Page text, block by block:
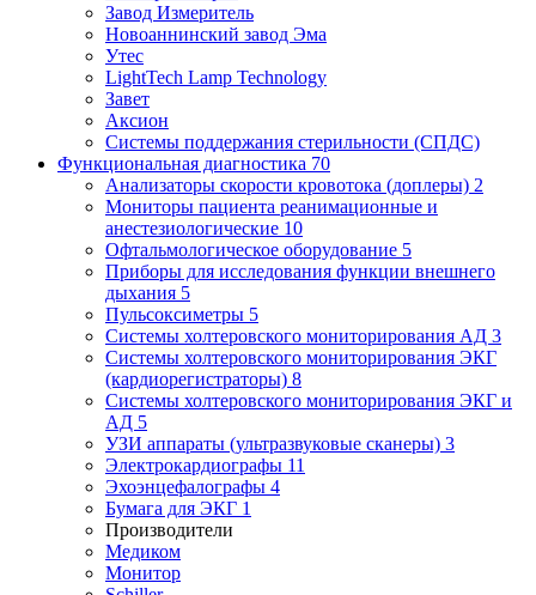
Завод Измеритель
Новоаннинский завод Эма
Утес
LightTech Lamp Technology
Завет
Аксион
Системы поддержания стерильности (СПДС)
Функциональная диагностика 70
Анализаторы скорости кровотока (доплеры) 2
Мониторы пациента реанимационные и
анестезиологические 10
Офтальмологическое оборудование 5
Приборы для исследования функции внешнего
дыхания 5
Пульсоксиметры 5
Системы холтеровского мониторирования АД 3
Системы холтеровского мониторирования ЭКГ
(кардиорегистраторы) 8
Системы холтеровского мониторирования ЭКГ и
АД 5
УЗИ аппараты (ультразвуковые сканеры) 3
Электрокардиографы 11
Эхоэнцефалографы 4
Бумага для ЭКГ 1
Производители
Медиком
Монитор